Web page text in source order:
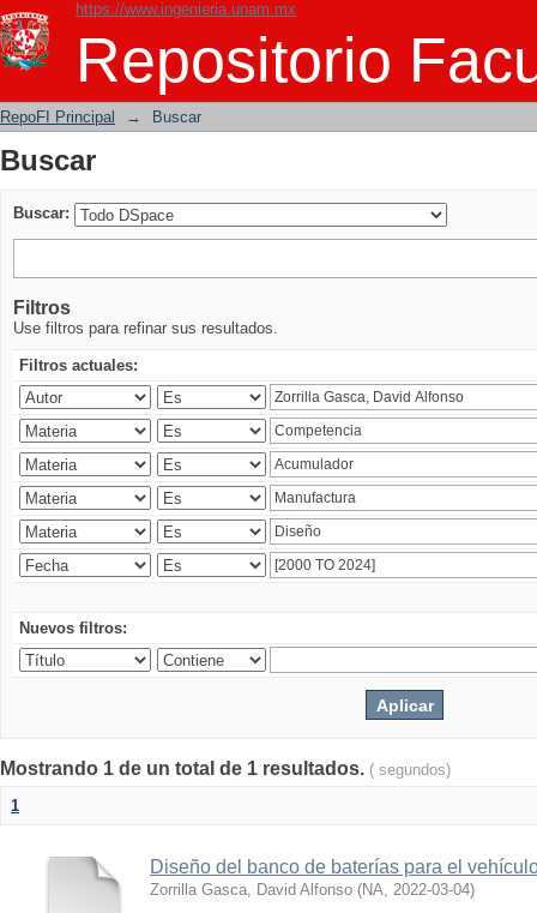
https://www.ingenieria.unam.mx
Repositorio
Buscar
RepoFI Principal → Buscar
Buscar
Buscar:
Filtros
Use filtros para refinar sus resultados.
Filtros actuales:
Nuevos filtros:
Mostrando 1 de un total de 1 resultados. ( segundos)
1
Diseño del banco de baterías para el
Zorrilla Gasca, David Alfonso (NA, 2022-03-04)